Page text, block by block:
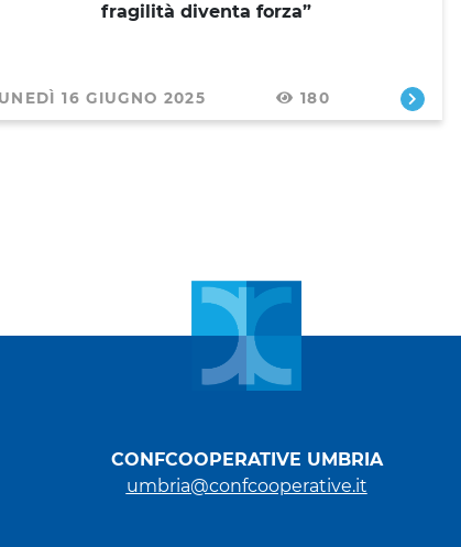
fragilità diventa forza”
16 GIUGNO 2025 180
CONFCOOPERATIVE UMBRIA
umbria@confcooperative.it